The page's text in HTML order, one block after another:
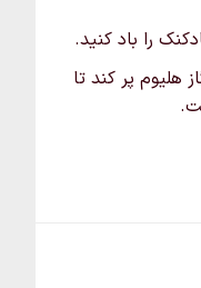
را باد کنید.
هلیوم پر کند تا